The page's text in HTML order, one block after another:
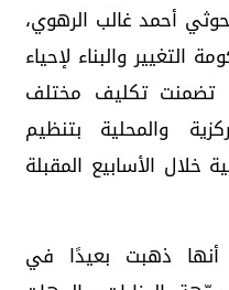
أحمد غالب الرهوي،
والبناء لإحياء
تضمنت تكليف مختلف
والمحلية بتنظيم
خلال الأسابيع المقبلة
ذهبت بعيدًا في